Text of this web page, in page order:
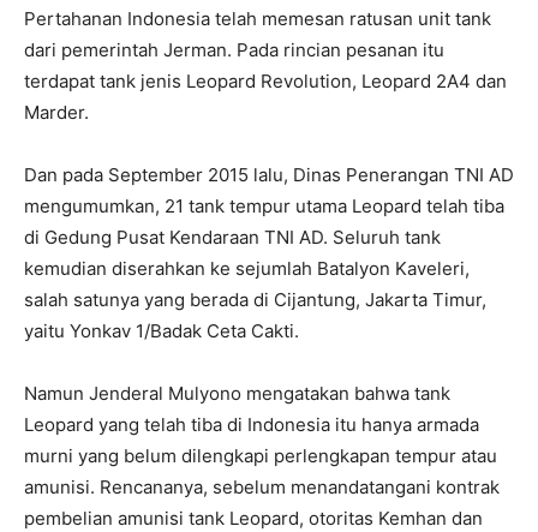
Pertahanan Indonesia telah memesan ratusan unit tank
dari pemerintah Jerman. Pada rincian pesanan itu
terdapat tank jenis Leopard Revolution, Leopard 2A4 dan
Marder.
Dan pada September 2015 lalu, Dinas Penerangan TNI AD
mengumumkan, 21 tank tempur utama Leopard telah tiba
di Gedung Pusat Kendaraan TNI AD. Seluruh tank
kemudian diserahkan ke sejumlah Batalyon Kaveleri,
salah satunya yang berada di Cijantung, Jakarta Timur,
yaitu Yonkav 1/Badak Ceta Cakti.
Namun Jenderal Mulyono mengatakan bahwa tank
Leopard yang telah tiba di Indonesia itu hanya armada
murni yang belum dilengkapi perlengkapan tempur atau
amunisi. Rencananya, sebelum menandatangani kontrak
pembelian amunisi tank Leopard, otoritas Kemhan dan